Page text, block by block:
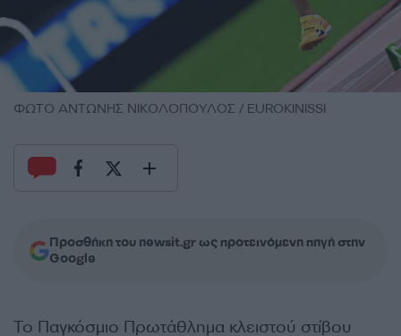
ΦΩΤΟ ΑΝΤΩΝΗΣ ΝΙΚΟΛΟΠΟΥΛΟΣ / EUROKINISSI
Προσθήκη του newsit.gr ως προτεινόμενη πηγή στην
Google
Το Παγκόσμιο Πρωτάθλημα κλειστού στίβου